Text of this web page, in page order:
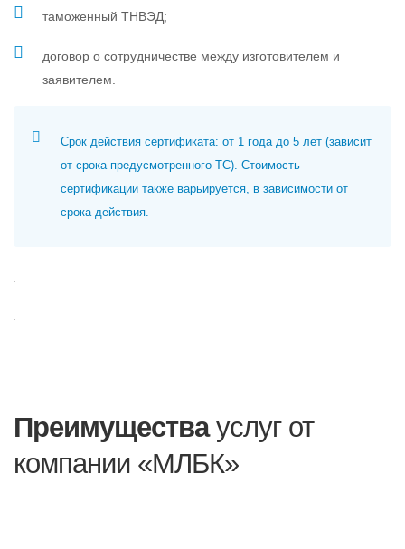
таможенный ТНВЭД;
договор о сотрудничестве между изготовителем и
заявителем.
Срок действия сертификата: от 1 года до 5 лет (зависит
от срока предусмотренного ТС). Стоимость
сертификации также варьируется, в зависимости от
срока действия.
Преимуществауслуг от
компании «МЛБК»